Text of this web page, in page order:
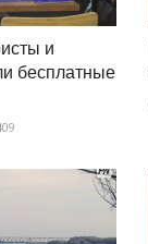
и
бесплатные